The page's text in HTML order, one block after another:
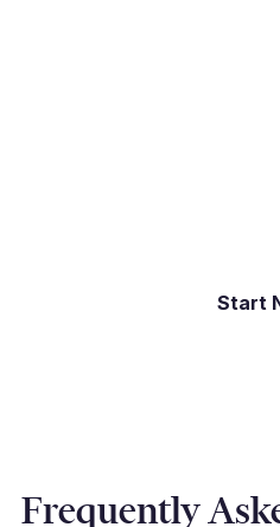
Start
Frequently